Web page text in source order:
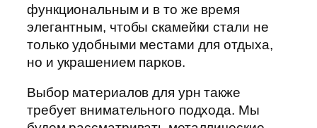
функциональным и в то же время
элегантным, чтобы скамейки стали не
только удобными местами для отдыха,
но и украшением парков.
Выбор материалов для урн также
требует внимательного подхода. Мы